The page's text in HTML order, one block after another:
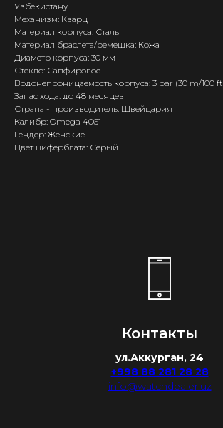
Узбекистану.
Механизм: Кварц
Материал корпуса: Сталь
Материал браслета/ремешка: Кожа
Диаметр корпуса: 30 мм
Стекло: Сапфировое
Водонепроницаемость корпуса: 3 bar (30 m/100
Запас хода: до 48 месяцев
Страна - производитель: Швейцария
Калибр: Omega 4061
Гендер: Женские
Цвет циферблата: Серый
Контакты
ул.Аккурган, 24
+998 88 281 28 28
info@watchdealer.uz